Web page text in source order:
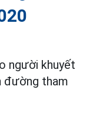
người khuyết
đường tham